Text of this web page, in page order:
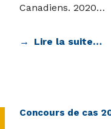
Canadiens. 2020…
Lire la suite…
Concours de cas